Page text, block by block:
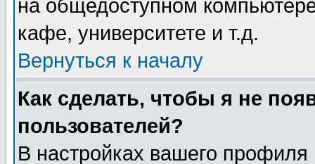
на общедоступном
кафе, университете и т.д.
Вернуться к началу
Как сделать, чтобы я не
пользователей?
В настройках вашего